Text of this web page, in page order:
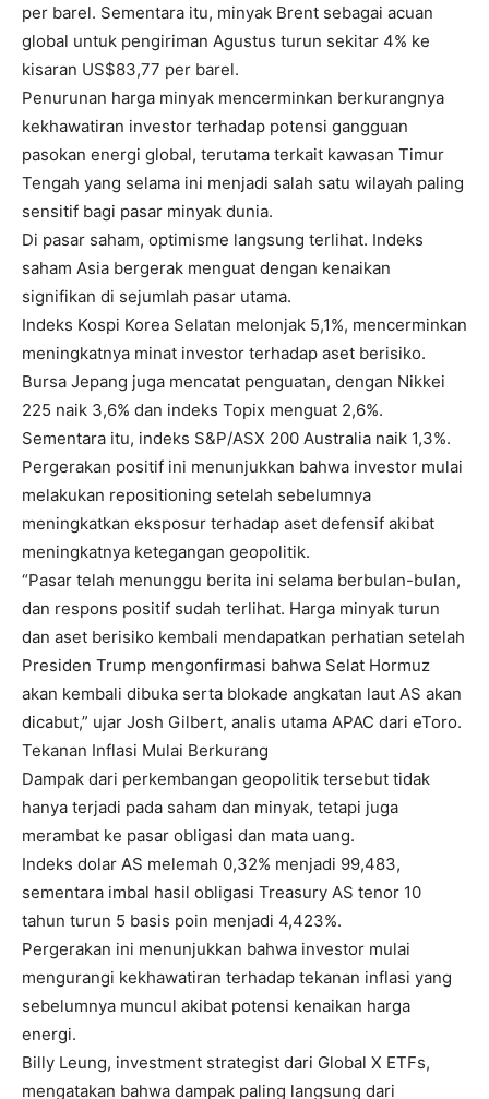
per barel. Sementara itu, minyak Brent sebagai acuan
global untuk pengiriman Agustus turun sekitar 4% ke
kisaran US$83,77 per barel.
Penurunan harga minyak mencerminkan berkurangnya
kekhawatiran investor terhadap potensi gangguan
pasokan energi global, terutama terkait kawasan Timur
Tengah yang selama ini menjadi salah satu wilayah paling
sensitif bagi pasar minyak dunia.
Di pasar saham, optimisme langsung terlihat. Indeks
saham Asia bergerak menguat dengan kenaikan
signifikan di sejumlah pasar utama.
Indeks Kospi Korea Selatan melonjak 5,1%, mencerminkan
meningkatnya minat investor terhadap aset berisiko.
Bursa Jepang juga mencatat penguatan, dengan Nikkei
225 naik 3,6% dan indeks Topix menguat 2,6%.
Sementara itu, indeks S&P/ASX 200 Australia naik 1,3%.
Pergerakan positif ini menunjukkan bahwa investor mulai
melakukan repositioning setelah sebelumnya
meningkatkan eksposur terhadap aset defensif akibat
meningkatnya ketegangan geopolitik.
“Pasar telah menunggu berita ini selama berbulan-bulan,
dan respons positif sudah terlihat. Harga minyak turun
dan aset berisiko kembali mendapatkan perhatian setelah
Presiden Trump mengonfirmasi bahwa Selat Hormuz
akan kembali dibuka serta blokade angkatan laut AS akan
dicabut,” ujar Josh Gilbert, analis utama APAC dari eToro.
Tekanan Inflasi Mulai Berkurang
Dampak dari perkembangan geopolitik tersebut tidak
hanya terjadi pada saham dan minyak, tetapi juga
merambat ke pasar obligasi dan mata uang.
Indeks dolar AS melemah 0,32% menjadi 99,483,
sementara imbal hasil obligasi Treasury AS tenor 10
tahun turun 5 basis poin menjadi 4,423%.
Pergerakan ini menunjukkan bahwa investor mulai
mengurangi kekhawatiran terhadap tekanan inflasi yang
sebelumnya muncul akibat potensi kenaikan harga
energi.
Billy Leung, investment strategist dari Global X ETFs,
mengatakan bahwa dampak paling langsung dari